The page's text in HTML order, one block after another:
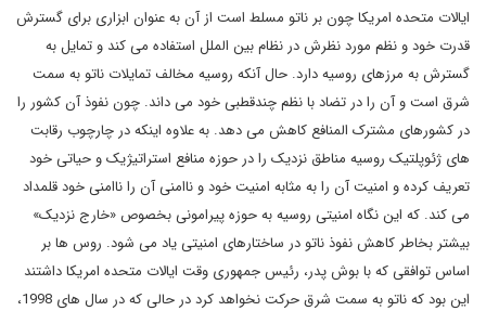
ایالات متحده امریکا چون بر ناتو مسلط است از آن به عنوان ابزاری برای گسترش
قدرت خود و نظم مورد نظرش در نظام بین الملل استفاده می کند و تمایل به
گسترش به مرزهای روسیه دارد. حال آنکه روسیه مخالف تمایلات ناتو به سمت
شرق است و آن را در تضاد با نظم چندقطبی خود می داند. چون نفوذ آن کشور را
در کشورهای مشترک المنافع کاهش می دهد. به علاوه اینکه در چارچوب رقابت
های ژئوپلتیک روسیه مناطق نزدیک را در حوزه منافع استراتیژیک و حیاتی خود
تعریف کرده و امنیت آن را به مثابه امنیت خود و ناامنی آن را ناامنی خود قلمداد
می کند. که این نگاه امنیتی روسیه به حوزه پیرامونی بخصوص «خارج نزدیک»
بیشتر بخاطر کاهش نفوذ ناتو در ساختارهای امنیتی یاد می شود. روس ها بر
اساس توافقی که با بوش پدر، رئیس جمهوری وقت ایالات متحده امریکا داشتند
این بود که ناتو به سمت شرق حرکت نخواهد کرد در حالی که در سال های 1998،